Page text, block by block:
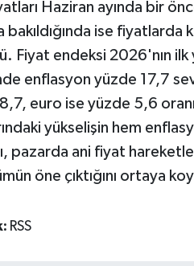
Haziran ayında bir
bakıldığında ise fiyatlarda
Fiyat endeksi 2026'nın ilk
enflasyon yüzde 17,7
euro ise yüzde 5,6
yükselişin hem
pazarda ani fiyat
öne çıktığını ortaya
RSS